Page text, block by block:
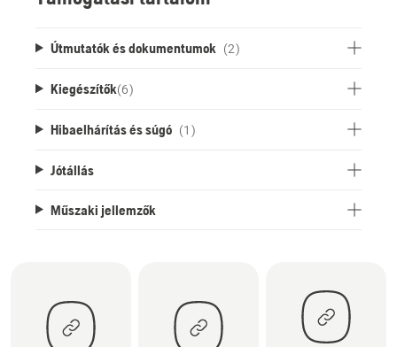
Útmutatók és dokumentumok (2)
Kiegészítők(6)
Hibaelhárítás és súgó (1)
Jótállás
Műszaki jellemzők